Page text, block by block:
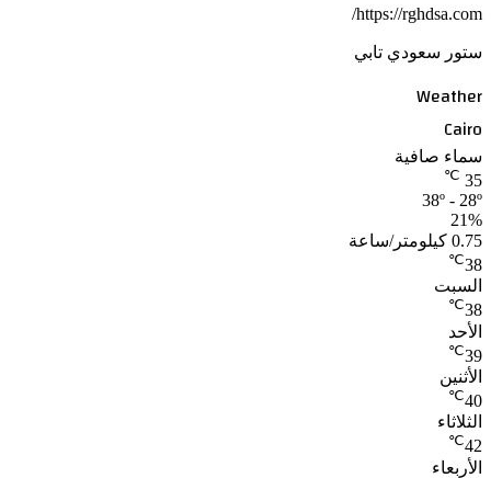
https://rghdsa.com/
ستور سعودي تابي
Weather
Cairo
سماء صافية
35
℃
38º - 28º
21%
0.75 كيلومتر/ساعة
38
℃
السبت
38
℃
الأحد
39
℃
الأثنين
40
℃
الثلاثاء
42
℃
الأربعاء